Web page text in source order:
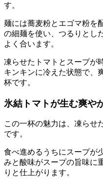
す。
麺には蕎麦粉とエゴマ粉を
の細麺を使い、つるりとし
よく合います。
凍らせたトマトとスープが
キンキンに冷えた状態で、
杯です。
氷結トマトが生む爽や
この一杯の魅力は、凍らせ
です。
食べ進めるうちにスープが
みと酸味がスープの旨味に
りと仕上がります。